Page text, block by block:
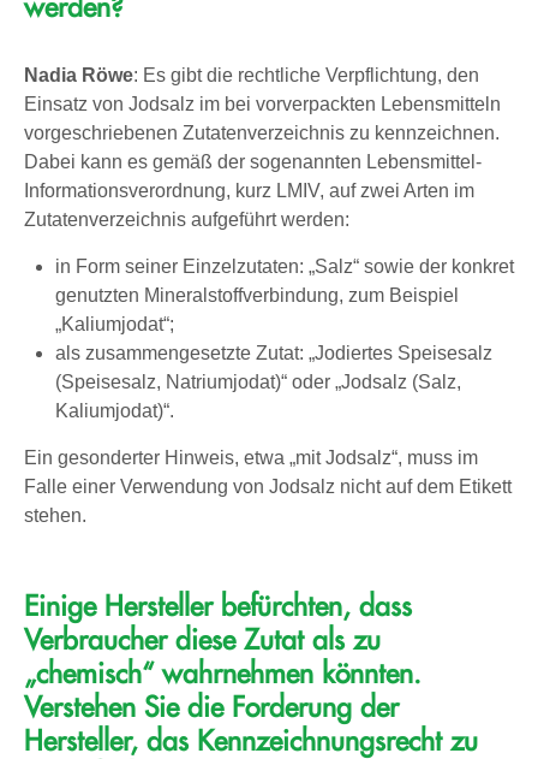
werden?
Nadia Röwe: Es gibt die rechtliche Verpflichtung, den
Einsatz von Jodsalz im bei vorverpackten Lebensmitteln
vorgeschriebenen Zutatenverzeichnis zu kennzeichnen.
Dabei kann es gemäß der sogenannten Lebensmittel-
Informationsverordnung, kurz LMIV, auf zwei Arten im
Zutatenverzeichnis aufgeführt werden:
in Form seiner Einzelzutaten: „Salz“ sowie der konkret
genutzten Mineralstoffverbindung, zum Beispiel
„Kaliumjodat“;
als zusammengesetzte Zutat: „Jodiertes Speisesalz
(Speisesalz, Natriumjodat)“ oder „Jodsalz (Salz,
Kaliumjodat)“.
Ein gesonderter Hinweis, etwa „mit Jodsalz“, muss im
Falle einer Verwendung von Jodsalz nicht auf dem Etikett
stehen.
Einige Hersteller befürchten, dass
Verbraucher diese Zutat als zu
„chemisch“ wahrnehmen könnten.
Verstehen Sie die Forderung der
Hersteller, das Kennzeichnungsrecht zu